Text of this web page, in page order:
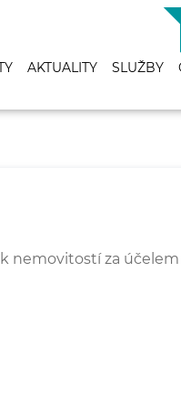
AKTUALITY SLUŽBY
nemovitostí za